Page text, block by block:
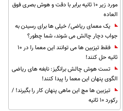
مورد زیر 10 ثانیه برابر با دقت و هوش بصری فوق
العاده
یک معمای ریاضی/ خیلی ها برای رسیدن به
جواب دچار چالش می شوند، شما چطور؟
فقط تیزبین ها می توانند این معما را در 10
ثانیه حل کنند!
تست هوش چالش برانگیز: نابغه های ریاضی
الگوی پنهان این معما را پیدا کنند!
تیزبین ها مچ این ماهی پنهان کار را بگیرند! /
رکورد 10 ثانیه